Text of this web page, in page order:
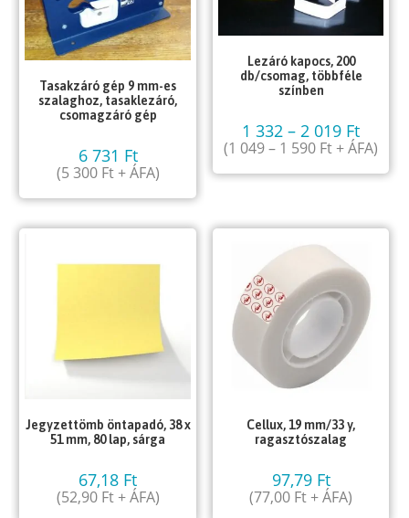
Tasakzáró gép 9 mm-es
szalaghoz, tasaklezáró,
csomagzáró gép
6 731 Ft
(5 300 Ft+ ÁFA)
Lezáró kapocs, 200
db/csomag, többféle
színben
1 332–2 019 Ft
(1 049– 1 590 Ft+ ÁFA)
Jegyzettömb öntapadó, 38 x
51 mm, 80 lap, sárga
67,18 Ft
(52,90 Ft+ ÁFA)
Cellux, 19 mm/33 y,
ragasztószalag
97,79 Ft
(77,00 Ft+ ÁFA)